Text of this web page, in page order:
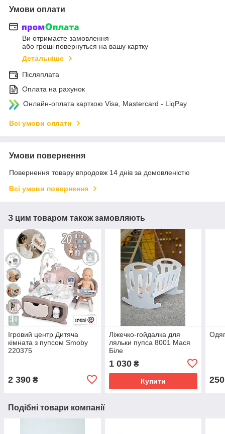
Умови оплати
Ви отримаєте замовлення
або гроші повернуться на вашу картку
Детальніше
Післяплата
Оплата на рахунок
Онлайн-оплата карткою Visa, Mastercard - LiqPay
Всі умови оплати
Умови повернення
Повернення товару впродовж 14 днів за домовленістю
Всі умови повернення
З цим товаром також замовляють
Ігровий центр Дитяча
кімната з пупсом Smoby
220375
2 390 ₴
Ліжечко-гойдалка для
ляльки пупса 8001 Мася
Біле
1 030₴
Купити 250
Подібні товари компанії